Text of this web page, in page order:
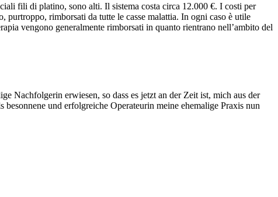
fili di platino, sono alti. Il sistema costa circa 12.000 €. I costi per
rimborsati da tutte le casse malattia. In ogni caso è utile
vengono generalmente rimborsati in quanto rientrano nell’ambito del
Nachfolgerin erwiesen, so dass es jetzt an der Zeit ist, mich aus der
und erfolgreiche Operateurin meine ehemalige Praxis nun